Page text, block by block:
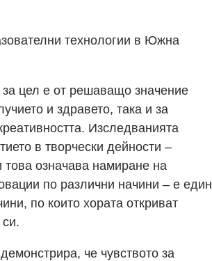
технологии в Южна
за цел е от решаващо значение
и здравето, така и за
Изследванията
в творчески дейности –
означава намиране на
по различни начини – е един
по които хората откриват
че чувството за